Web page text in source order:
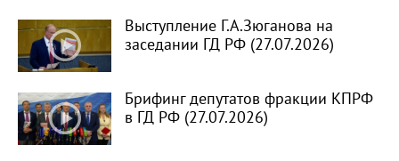
Выступление Г.А.Зюганова на
заседании ГД РФ (27.07.2026)
Брифинг депутатов фракции КПРФ
в ГД РФ (27.07.2026)